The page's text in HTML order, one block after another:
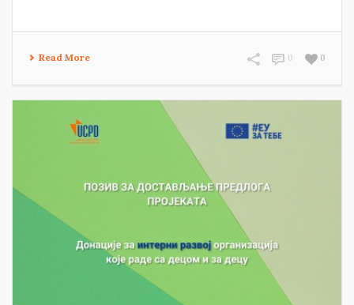
Read More 0
0